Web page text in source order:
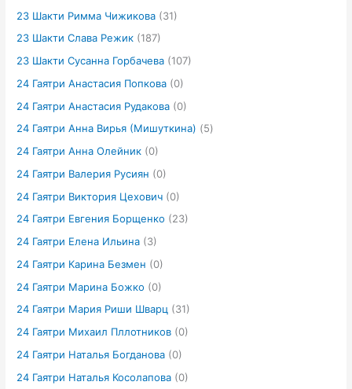
23 Шакти Римма Чижикова (31)
23 Шакти Слава Режик (187)
23 Шакти Сусанна Горбачева (107)
24 Гаятри Анастасия Попкова (0)
24 Гаятри Анастасия Рудакова (0)
24 Гаятри Анна Вирья (Мишуткина) (5)
24 Гаятри Анна Олейник (0)
24 Гаятри Валерия Русиян (0)
24 Гаятри Виктория Цехович (0)
24 Гаятри Евгения Борщенко (23)
24 Гаятри Елена Ильина (3)
24 Гаятри Карина Безмен (0)
24 Гаятри Марина Божко (0)
24 Гаятри Мария Риши Шварц (31)
24 Гаятри Михаил Пллотников (0)
24 Гаятри Наталья Богданова (0)
24 Гаятри Наталья Косолапова (0)